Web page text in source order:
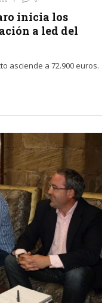
inicia los
a led del
asciende a 72.900 euros.